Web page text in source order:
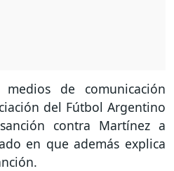
de comunicación
del Fútbol Argentino
contra Martínez a
en que además explica